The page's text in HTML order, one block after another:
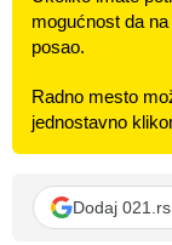
mogućnost da
posao.
Radno mesto
jednostavno
Dodaj